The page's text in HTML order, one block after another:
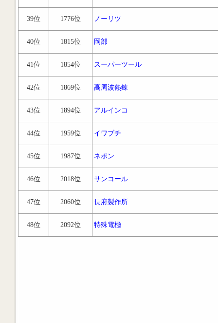
39位 1776位 ノーリツ
40位 1815位 岡部
41位 1854位 スーパーツール
42位 1869位 高周波熱錬
43位 1894位 アルインコ
44位 1959位 イワブチ
45位 1987位 ネポン
46位 2018位 サンコール
47位 2060位 長府製作所
48位 2092位 特殊電極